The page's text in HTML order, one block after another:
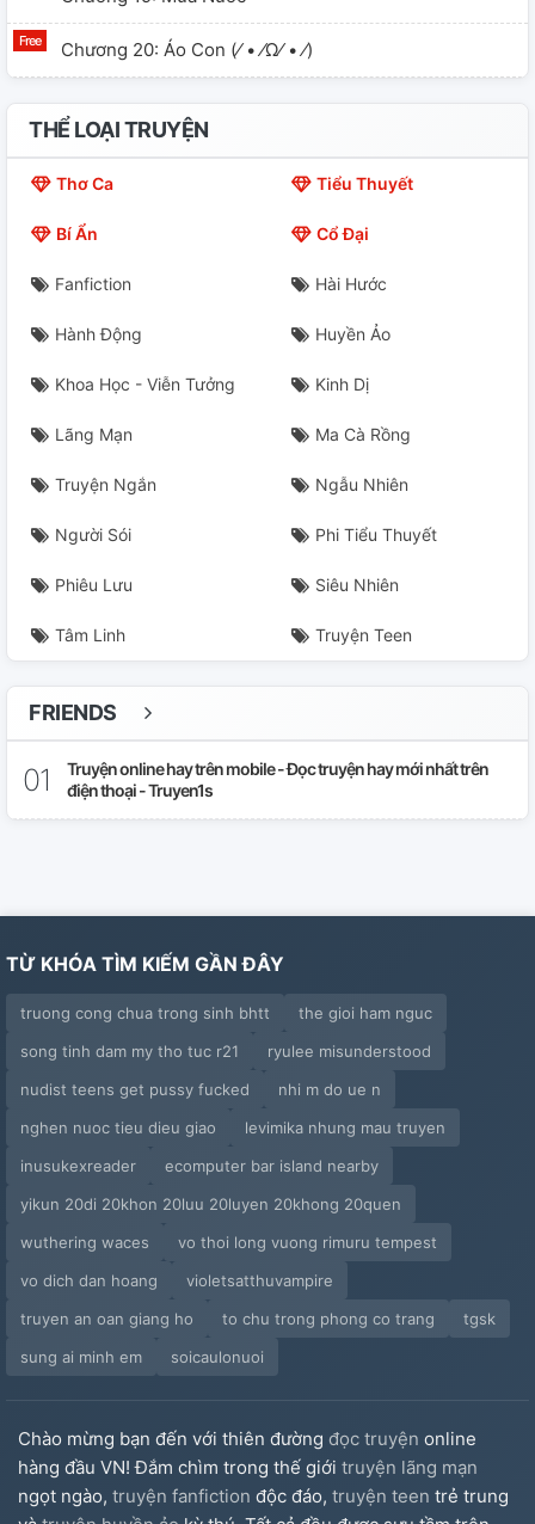
Chương 20: Áo Con (⁄ • ⁄ω⁄ • ⁄)
Chương 21: Dắt Tay
Chương 22 :Trận Bóng (một)
Chương 26: Nụ Hôn Đầu (tiếp)
Chương 27: Tỏ Tình
Chương 28: Yêu Sớm
Chương 30: Ước Định
Chương 31: Đuổi Kịp
THỂ LOẠI TRUYỆN
Thơ Ca Tiểu Thuyết
Bí Ẩn Cổ Đại
Fanfiction Hài Hước
Hành Động Huyền Ảo
Khoa Học - Viễn Tưởng Kinh Dị
Lãng Mạn Ma Cà Rồng
Truyện Ngắn Ngẫu Nhiên
Người Sói Phi Tiểu Thuyết
Phiêu Lưu Siêu Nhiên
Tâm Linh Truyện Teen
FRIENDS
Truyện online hay trên mobile - Đọc truyện hay mới nhất trên
điện thoại - Truyen1s
TỪ KHÓA TÌM KIẾM GẦN ĐÂY
truong cong chua trong sinh bhtt
the gioi ham nguc
song tinh dam my tho tuc r21
ryulee misunderstood
nudist teens get pussy fucked
nhi m do ue n
nghen nuoc tieu dieu giao
levimika nhung mau truyen
inusukexreader
ecomputer bar island nearby
yikun 20di 20khon 20luu 20luyen 20khong 20quen
wuthering waces
vo thoi long vuong rimuru tempest
vo dich dan hoang
violetsatthuvampire
truyen an oan giang ho
to chu trong phong co trang
tgsk
sung ai minh em
soicaulonuoi
Chào mừng bạn đến với thiên đường đọc truyện online
hàng đầu VN! Đắm chìm trong thế giới truyện lãng mạn
ngọt ngào, truyện fanfiction độc đáo, truyện teen trẻ trung